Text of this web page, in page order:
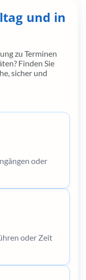
und in
zu Terminen
Finden Sie
sicher und
oder
oder Zeit